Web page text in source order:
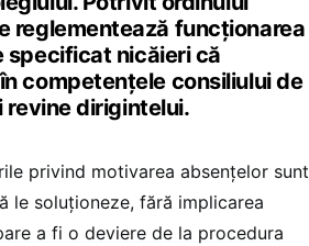
reglementează funcționarea
specificat nicăieri că
competențele consiliului de
dirigintelui.
privind motivarea absențelor sunt
le soluționeze, fără implicarea
a fi o deviere de la procedura